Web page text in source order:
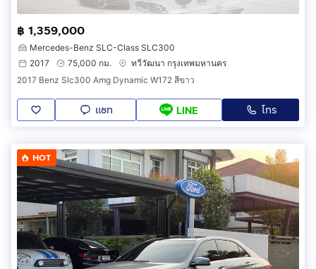
฿ 1,359,000
Mercedes-Benz SLC-Class SLC300
2017
75,000 กม.
ทวีวัฒนา กรุงเทพมหานคร
2017 Benz Slc300 Amg Dynamic W172 สีขาว
แชท LINE โทร
HOT